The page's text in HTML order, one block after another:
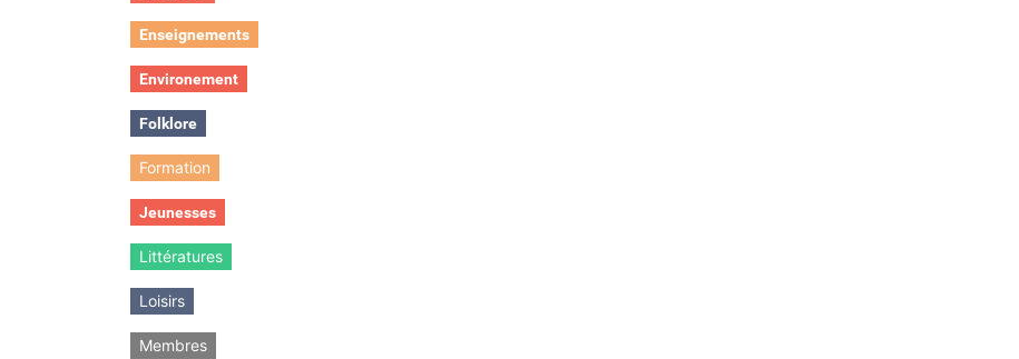
Enseignements
Environement
Folklore
Formation
Jeunesses
Littératures
Loisirs
Membres